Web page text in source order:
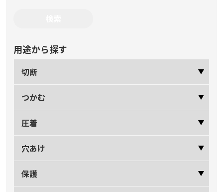
用途から探す
切断
つかむ
圧着
穴あけ
保護